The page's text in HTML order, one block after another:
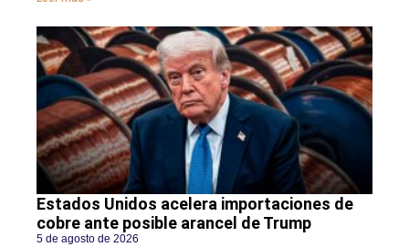
Estados Unidos acelera importaciones de
cobre ante posible arancel de Trump
5 de agosto de 2026